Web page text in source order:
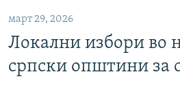
март 29, 2026
Локални избори во
српски општини за